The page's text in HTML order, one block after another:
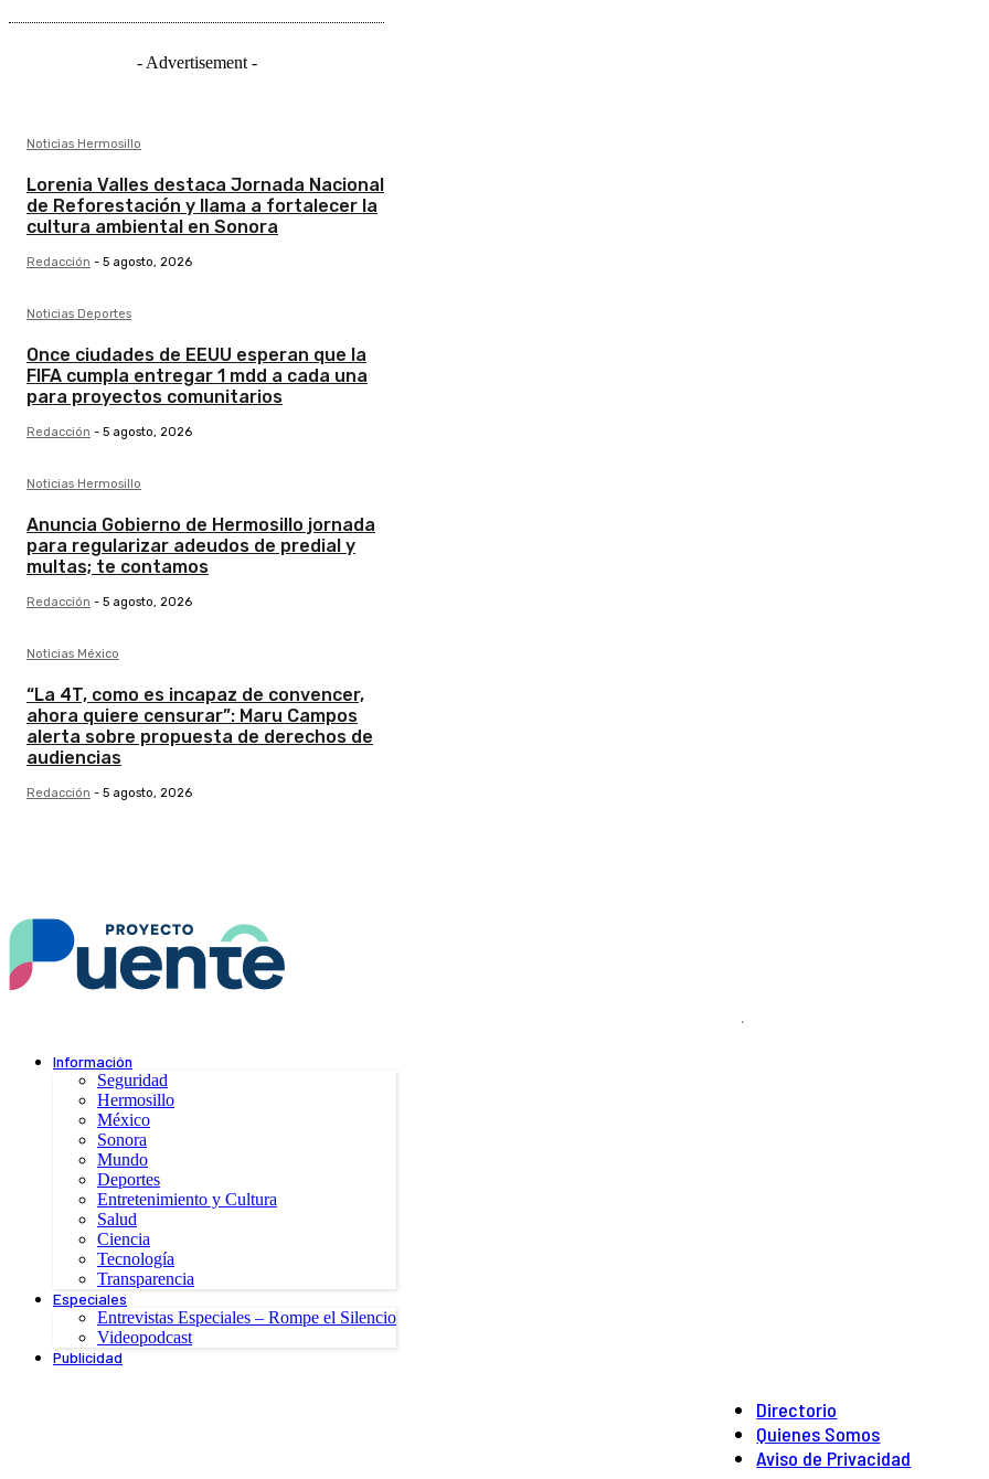
- Advertisement -
Noticias Hermosillo
Lorenia Valles destaca Jornada Nacional
de Reforestación y llama a fortalecer la
cultura ambiental en Sonora
Redacción - 5 agosto, 2026
Noticias Deportes
Once ciudades de EEUU esperan que la
FIFA cumpla entregar 1 mdd a cada una
para proyectos comunitarios
Redacción - 5 agosto, 2026
Noticias Hermosillo
Anuncia Gobierno de Hermosillo jornada
para regularizar adeudos de predial y
multas; te contamos
Redacción - 5 agosto, 2026
Noticias México
“La 4T, como es incapaz de convencer,
ahora quiere censurar”: Maru Campos
alerta sobre propuesta de derechos de
audiencias
Redacción - 5 agosto, 2026
.
Información
Seguridad
Hermosillo
México
Sonora
Mundo
Deportes
Entretenimiento y Cultura
Salud
Ciencia
Tecnología
Transparencia
Especiales
Entrevistas Especiales – Rompe el Silencio
Videopodcast
Publicidad
Directorio
Quienes Somos
Aviso de Privacidad